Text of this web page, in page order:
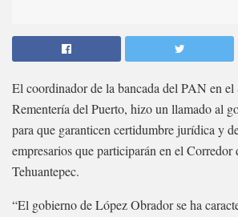
El coordinador de la bancada del PAN en el
Rementería del Puerto, hizo un llamado al
para que garanticen certidumbre jurídica y
empresarios que participarán en el Corredor
Tehuantepec.
“El gobierno de López Obrador se ha